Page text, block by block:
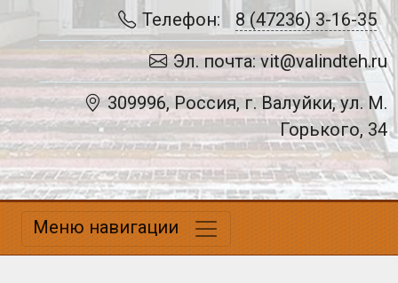
Телефон:
8 (47236) 3-16-35
Эл. почта: vit@valindteh.ru
309996, Россия, г. Валуйки, ул. М.
Горького, 34
Меню навигации